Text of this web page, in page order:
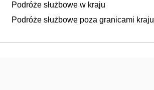
Podróże służbowe w kraju
Podróże służbowe poza granicami kraju